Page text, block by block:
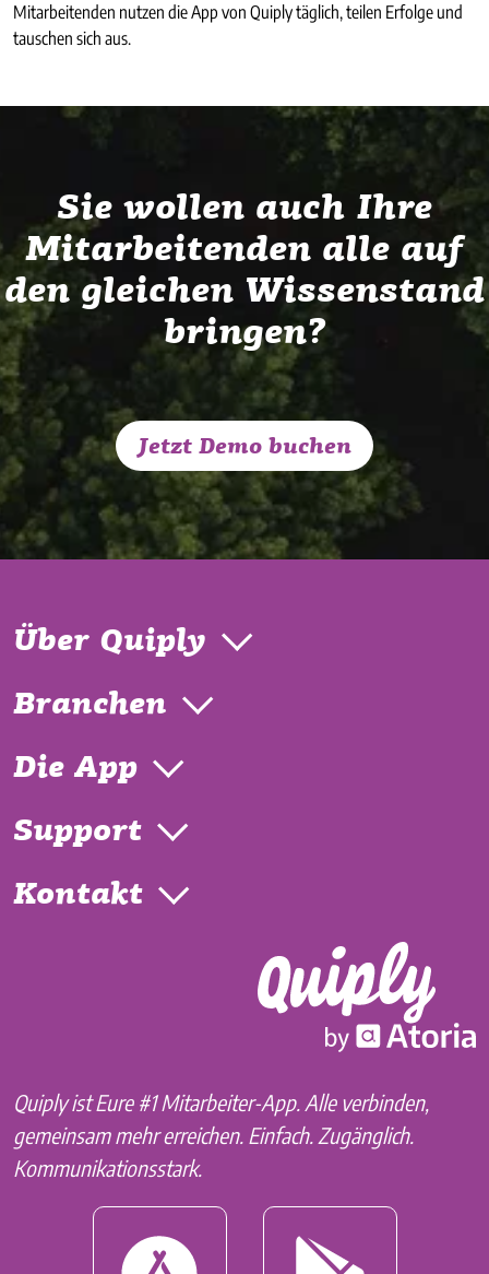
Mitarbeitenden nutzen die App von Quiply täglich, teilen Erfolge und
tauschen sich aus.
Sie wollen auch Ihre
Mitarbeitenden alle auf
den gleichen Wissenstand
bringen?
Jetzt Demo buchen
Über Quiply
Branchen
Die App
Support
Kontakt
Quiply ist Eure #1 Mitarbeiter-App. Alle verbinden,
gemeinsam mehr erreichen. Einfach. Zugänglich.
Kommunikationsstark.